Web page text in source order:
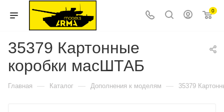
0
35379 Картонные
коробки масШТАБ
Главная — Каталог — Дополнения к моделям — 35379